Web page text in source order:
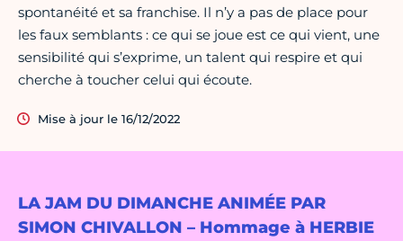
LA JAM DU DIMANCHE ANIMÉE PAR
SIMON CHIVALLON – Hommage à HERBIE
spontanéité et sa franchise. Il n’y a pas de place pour
les faux semblants : ce qui se joue est ce qui vient, une
sensibilité qui s’exprime, un talent qui respire et qui
cherche à toucher celui qui écoute.
Mise à jour le 16/12/2022